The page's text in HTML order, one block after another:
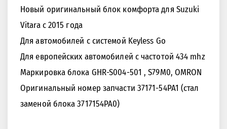
Новый оригинальный блок комфорта для Suzuki
Vitara с 2015 года
Для автомобилей с системой Keyless Go
Для европейских автомобилей с частотой 434 mhz
Маркировка блока GHR-S004-501 , S79M0, OMRON
Оригинальный номер запчасти 37171-54PA1 (стал
заменой блока 3717154PA0)